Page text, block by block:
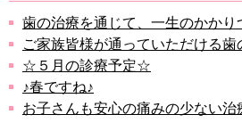
歯の治療を通じて、一生のかかり
ご家族皆様が通っていただける
☆５月の診療予定☆
♪春ですね♪
お子さんも安心の痛みの少ない治